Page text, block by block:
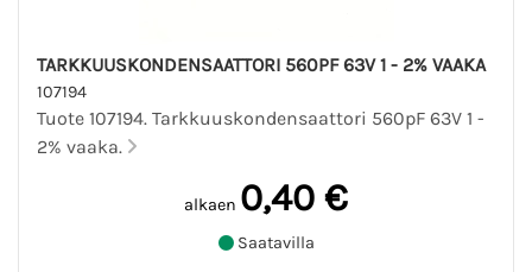
TARKKUUSKONDENSAATTORI 560PF 63V 1 - 2% VAAKA
107194
Tuote 107194. Tarkkuuskondensaattori 560pF 63V 1 -
2% vaaka.
alkaen 0,40 €
Saatavilla